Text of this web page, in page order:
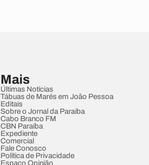
Mais
Últimas Notícias
Tábuas de Marés em João Pessoa
Editais
Sobre o Jornal da Paraíba
Cabo Branco FM
CBN Paraíba
Expediente
Comercial
Fale Conosco
Política de Privacidade
Espaço Opinião